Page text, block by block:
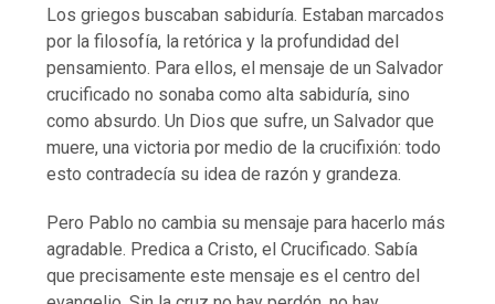
Los griegos buscaban sabiduría. Estaban marcados
por la filosofía, la retórica y la profundidad del
pensamiento. Para ellos, el mensaje de un Salvador
crucificado no sonaba como alta sabiduría, sino
como absurdo. Un Dios que sufre, un Salvador que
muere, una victoria por medio de la crucifixión: todo
esto contradecía su idea de razón y grandeza.
Pero Pablo no cambia su mensaje para hacerlo más
agradable. Predica a Cristo, el Crucificado. Sabía
que precisamente este mensaje es el centro del